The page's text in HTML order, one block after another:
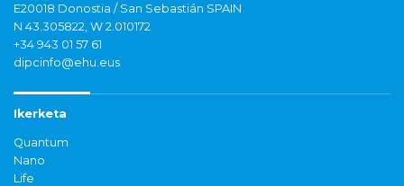
E20018 Donostia / San Sebastián SPAIN
N 43.305822, W 2.010172
+34 943 01 57 61
dipcinfo@ehu.eus
Ikerketa
Quantum
Nano
Life